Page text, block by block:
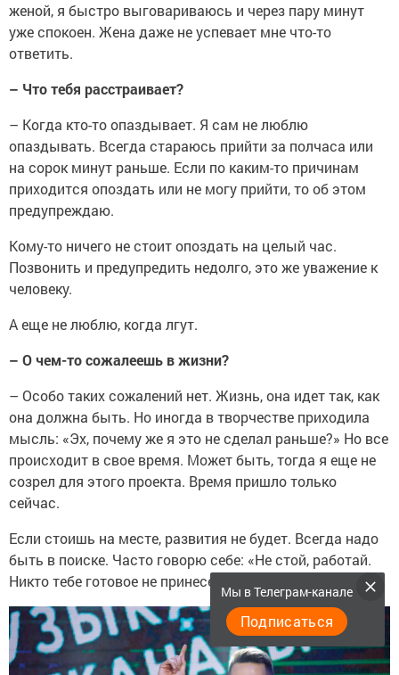
женой, я быстро выговариваюсь и через пару минут
уже спокоен. Жена даже не успевает мне что-то
ответить.
– Что тебя расстраивает?
– Когда кто-то опаздывает. Я сам не люблю
опаздывать. Всегда стараюсь прийти за полчаса или
на сорок минут раньше. Если по каким-то причинам
приходится опоздать или не могу прийти, то об этом
предупреждаю.
Кому-то ничего не стоит опоздать на целый час.
Позвонить и предупредить недолго, это же уважение к
человеку.
А еще не люблю, когда лгут.
– О чем-то сожалеешь в жизни?
– Особо таких сожалений нет. Жизнь, она идет так, как
она должна быть. Но иногда в творчестве приходила
мысль: «Эх, почему же я это не сделал раньше?» Но все
происходит в свое время. Может быть, тогда я еще не
созрел для этого проекта. Время пришло только
сейчас.
Если стоишь на месте, развития не будет. Всегда надо
быть в поиске. Часто говорю себе: «Не стой, работай.
Никто тебе готовое не принесет».
Мы в Телеграм-канале
Подписаться